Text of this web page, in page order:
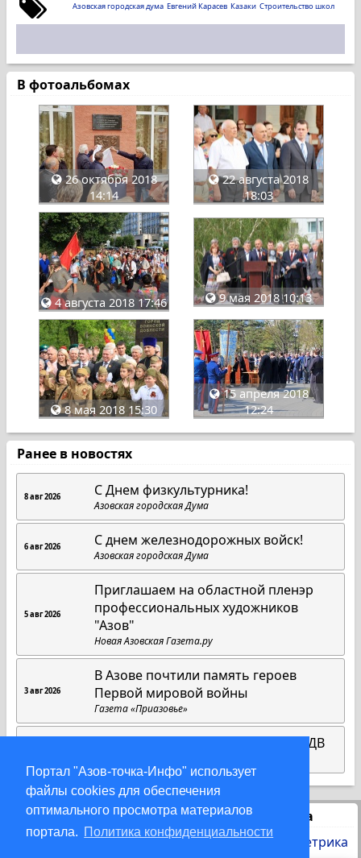
Портал "Азов-точка-Инфо" использует
файлы cookies для обеспечения
оптимального просмотра материалов
портала. Политика конфиденциальности
Азовская городская дума Евгений Карасев Казаки Строительство школ
В фотоальбомах
26 октября 2018
14:14
22 августа 2018
18:03
4 августа 2018 17:46 9 мая 2018 10:13
8 мая 2018 15:30
15 апреля 2018
12:24
Ранее в новостях
8 авг 2026 C Днем физкультурника!
Азовская городская Дума
6 авг 2026 С днем железнодорожных войск!
Азовская городская Дума
5 авг 2026
Приглашаем на областной пленэр
профессиональных художников
"Азов"
Новая Азовская Газета.ру
3 авг 2026
В Азове почтили память героев
Первой мировой войны
Газета «Приазовье»
В Азове почтили память героев ВДВ
Статистика